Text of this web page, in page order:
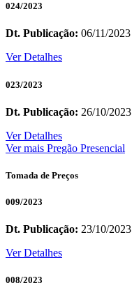
024/2023
Dt. Publicação: 06/11/2023
Ver Detalhes
023/2023
Dt. Publicação: 26/10/2023
Ver Detalhes
Ver mais Pregão Presencial
Tomada de Preços
009/2023
Dt. Publicação: 23/10/2023
Ver Detalhes
008/2023